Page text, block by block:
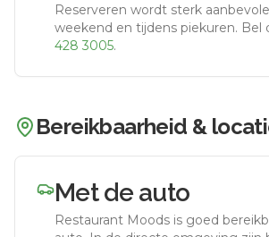
Reserveren wordt sterk
weekend en tijdens piekuren. Bel
428 3005.
Bereikbaarheid &
Met de auto
Restaurant Moods is goed